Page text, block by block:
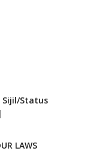
Sijil/Status
LAWS